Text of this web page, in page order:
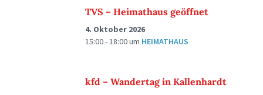
TVS – Heimathaus geöffnet
4. Oktober 2026
15:00 - 18:00um HEIMATHAUS
kfd – Wandertag in Kallenhardt